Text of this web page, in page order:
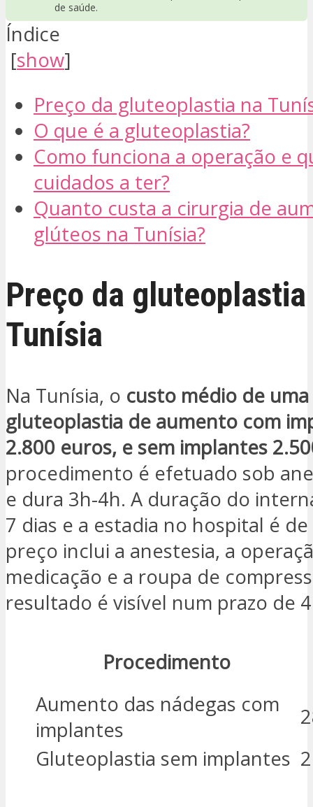
de saúde.
Índice
[show]
Preço da gluteoplastia na
O que é a gluteoplastia?
Como funciona a operação e
cuidados a ter?
Quanto custa a cirurgia de
glúteos na Tunísia?
Preço da gluteoplastia
Tunísia
Na Tunísia, o custo médio de uma
gluteoplastia de aumento com
2.800 euros, e sem implantes
procedimento é efetuado sob
e dura 3h-4h. A duração do
7 dias e a estadia no hospital é
preço inclui a anestesia, a
medicação e a roupa de
resultado é visível num prazo de
Procedimento
Aumento das nádegas com
implantes
Gluteoplastia sem implantes